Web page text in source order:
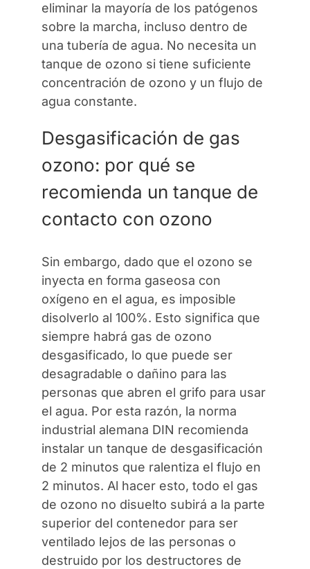
eliminar la mayoría de los patógenos
sobre la marcha, incluso dentro de
una tubería de agua. No necesita un
tanque de ozono si tiene suficiente
concentración de ozono y un flujo de
agua constante.
Desgasificación de gas
ozono: por qué se
recomienda un tanque de
contacto con ozono
Sin embargo, dado que el ozono se
inyecta en forma gaseosa con
oxígeno en el agua, es imposible
disolverlo al 100%. Esto significa que
siempre habrá gas de ozono
desgasificado, lo que puede ser
desagradable o dañino para las
personas que abren el grifo para usar
el agua. Por esta razón, la norma
industrial alemana DIN recomienda
instalar un tanque de desgasificación
de 2 minutos que ralentiza el flujo en
2 minutos. Al hacer esto, todo el gas
de ozono no disuelto subirá a la parte
superior del contenedor para ser
ventilado lejos de las personas o
destruido por los destructores de